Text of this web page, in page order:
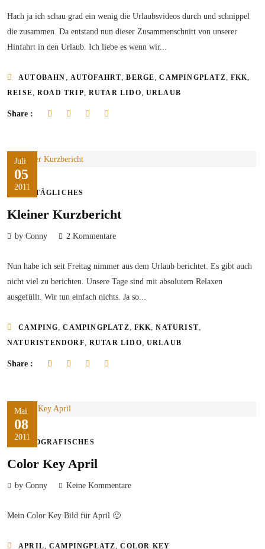
Hach ja ich schau grad ein wenig die Urlaubsvideos durch und schnippel
die zusammen. Da entstand nun dieser Zusammenschnitt von unserer
Hinfahrt in den Urlaub. Ich liebe es wenn wir...
AUTOBAHN AUTOFAHRT ,BERGE ,CAMPINGPLATZ FKK
REISE ROAD TRIP RUTAR LIDO URLAUB
Share :
Juli
05
2011
ALLTÄGLICHES
Kleiner Kurzbericht
by Conny 2 Kommentare
Nun habe ich seit Freitag nimmer aus dem Urlaub berichtet. Es gibt auch
nicht viel zu berichten. Unsere Tage sind mit absolutem Relaxen
ausgefüllt. Wir tun einfach nichts. Ja so...
CAMPING ,CAMPINGPLATZ FKK ,NATURIST
NATURISTENDORF RUTAR LIDO URLAUB
Share :
Mai
08
2011
FOTOGRAFISCHES
Color Key April
by Conny Keine Kommentare
Mein Color Key Bild für April 🙂
APRIL, CAMPINGPLATZ,COLOR KEY